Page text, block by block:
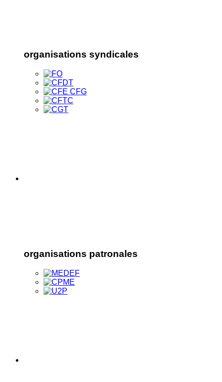
organisations syndicales
organisations patronales